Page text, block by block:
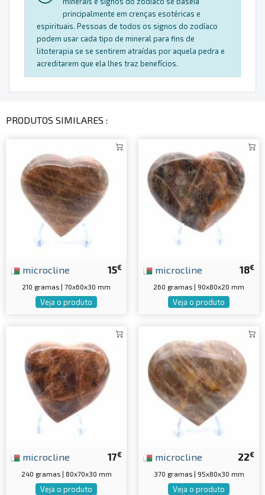
principalmente em crenças esotéricas e
espirituais. Pessoas de todos os signos do zodíaco
podem usar cada tipo de mineral para fins de
litoterapia se se sentirem atraídas por aquela pedra e
acreditarem que ela lhes traz benefícios.
PRODUTOS SIMILARES :
15€
microcline
210 gramas | 70x60x30 mm
Veja o produto
18€
microcline
260 gramas | 90x80x20 mm
Veja o produto
17€
microcline
240 gramas | 80x70x30 mm
Veja o produto
22€
microcline
370 gramas | 95x80x30 mm
Veja o produto